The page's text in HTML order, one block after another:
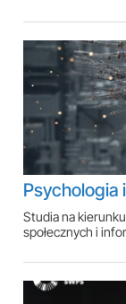
Psychologia
Studia na
społecznych i